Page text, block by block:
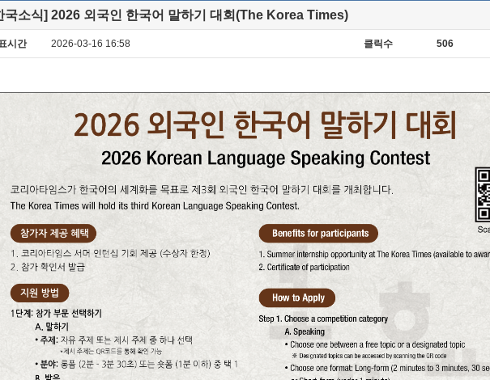
국소식] 2026 외국인 한국어 말하기 대회(The Korea Times)
시간 2026-03-16 16:58 클릭수 506